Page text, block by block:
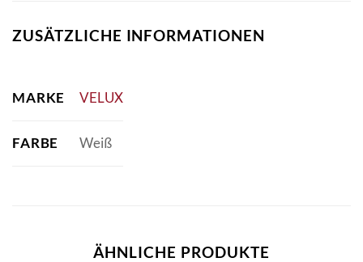
ZUSÄTZLICHE INFORMATIONEN
MARKE VELUX
FARBE Weiß
ÄHNLICHE PRODUKTE